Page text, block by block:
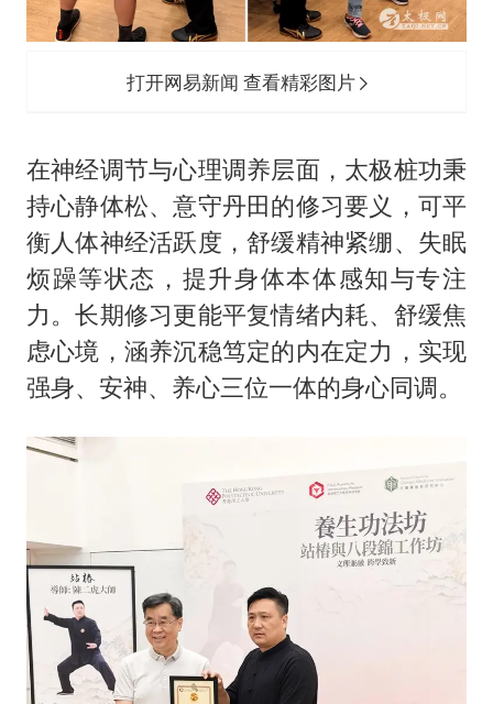
打开网易新闻 查看精彩图片
在神经调节与心理调养层面，太极桩功秉
持心静体松、意守丹田的修习要义，可平
衡人体神经活跃度，舒缓精神紧绷、失眠
烦躁等状态，提升身体本体感知与专注
力。长期修习更能平复情绪内耗、舒缓焦
虑心境，涵养沉稳笃定的内在定力，实现
强身、安神、养心三位一体的身心同调。